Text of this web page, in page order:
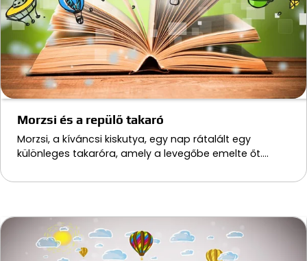
Morzsi és a repülő takaró
Morzsi, a kíváncsi kiskutya, egy nap rátalált egy
különleges takaróra, amely a levegőbe emelte őt.…